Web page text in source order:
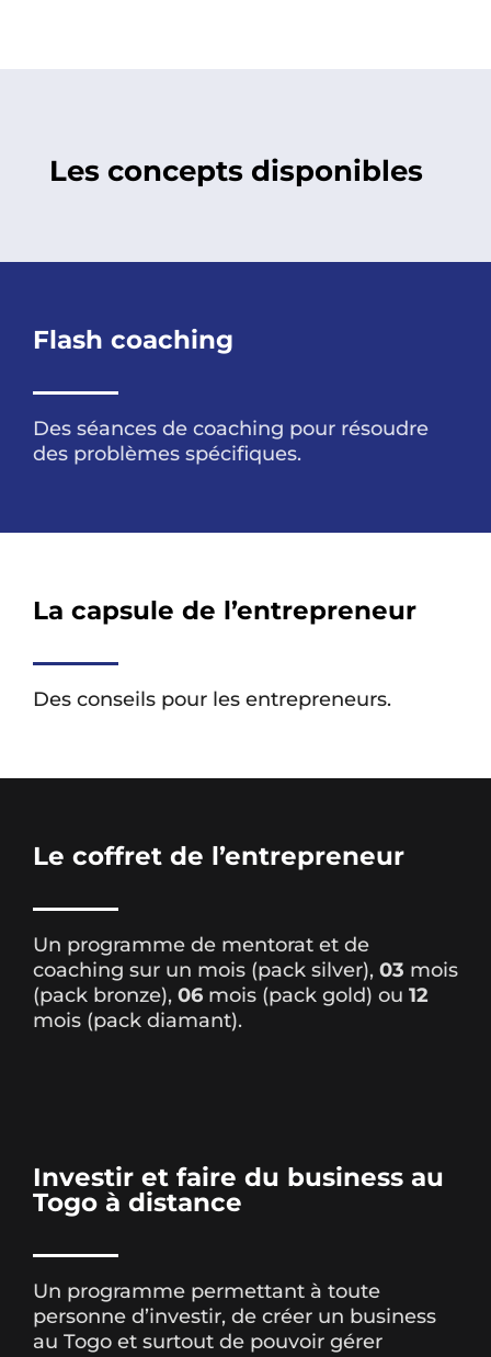
Les concepts disponibles
Flash coaching
Des séances de coaching pour résoudre
des problèmes spécifiques.
La capsule de l’entrepreneur
Des conseils pour les entrepreneurs.
Le coffret de l’entrepreneur
Un programme de mentorat et de
coaching sur un mois (pack silver), 03 mois
(pack bronze), 06 mois (pack gold) ou 12
mois (pack diamant).
Investir et faire du business au
Togo à distance
Un programme permettant à toute
personne d’investir, de créer un business
au Togo et surtout de pouvoir gérer